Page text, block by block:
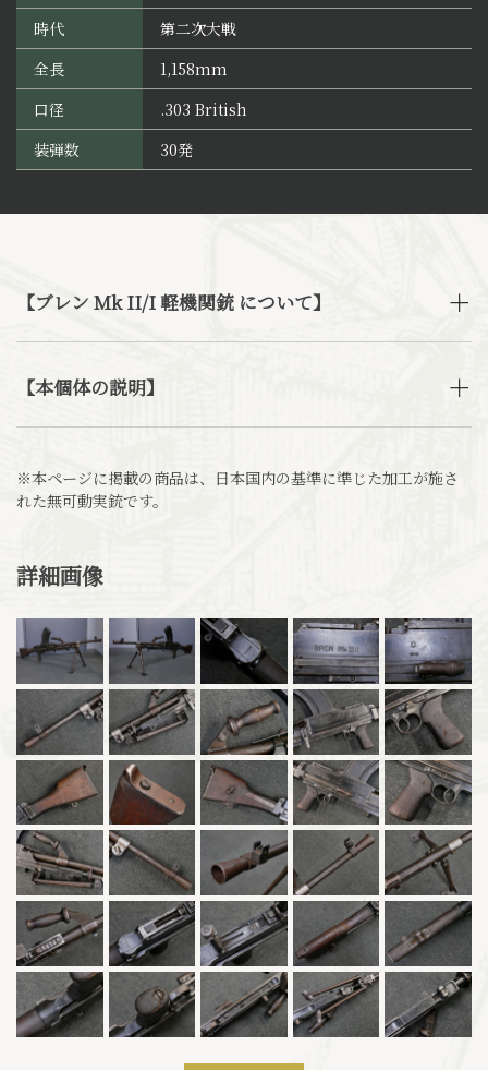
時代
第二次大戦
全長
1,158mm
口径
.303 British
装弾数
30発
【ブレン Mk II/I 軽機関銃 について】
【本個体の説明】
※本ページに掲載の商品は、日本国内の基準に準じた加工が施さ
れた無可動実銃です。
詳細画像